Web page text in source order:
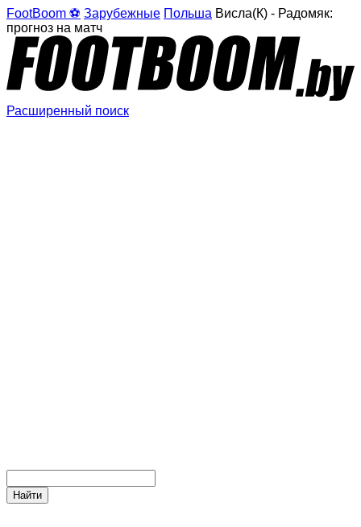
FootBoom ⚽ Зарубежные Польша Висла(К) - Радомяк:
прогноз на матч
Расширенный поиск